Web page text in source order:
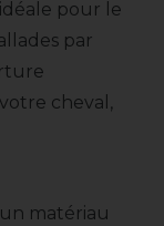
pour le
par
cheval,
matériau